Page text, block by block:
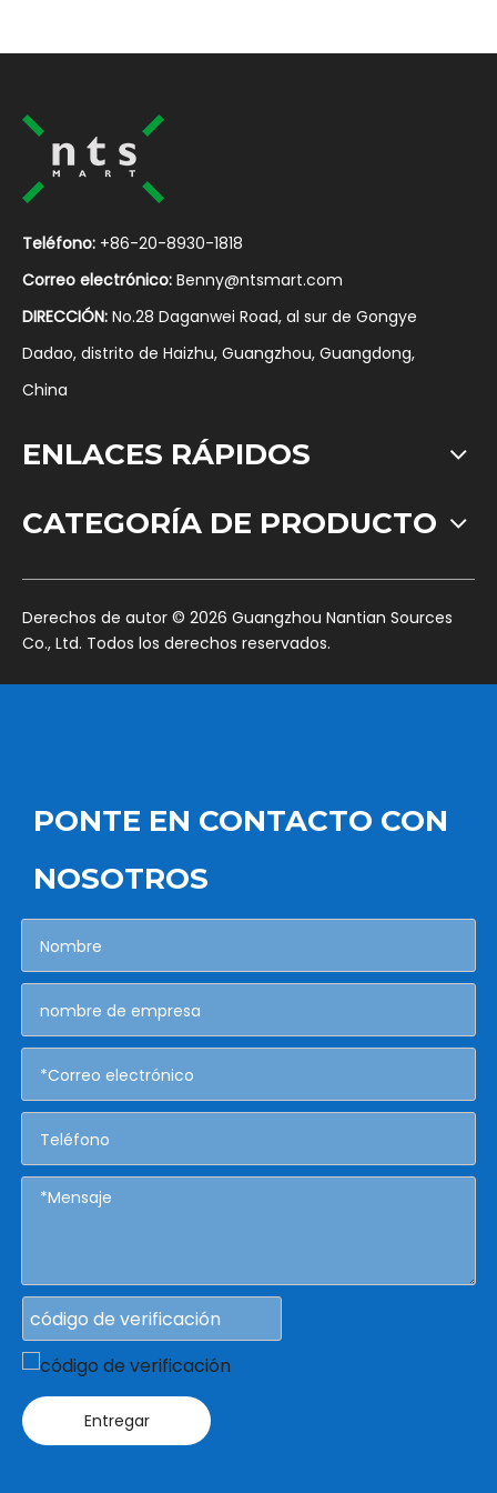
Teléfono: +86-20-8930-1818
Correo electrónico: Benny@ntsmart.com
DIRECCIÓN: No.28 Daganwei Road, al sur de Gongye
Dadao, distrito de Haizhu, Guangzhou, Guangdong,
China
ENLACES RÁPIDOS
CATEGORÍA DE PRODUCTO
​Derechos de autor © 2026 Guangzhou Nantian Sources
Co., Ltd. Todos los derechos reservados.
PONTE EN CONTACTO CON
NOSOTROS
Entregar